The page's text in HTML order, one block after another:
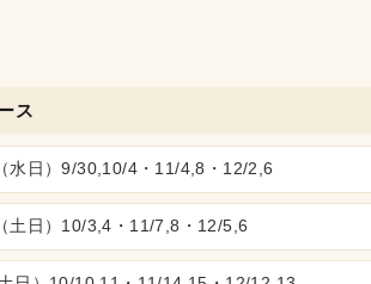
ス
水日）9/30,10/4・11/4,8・12/2,6
土日）10/3,4・11/7,8・12/5,6